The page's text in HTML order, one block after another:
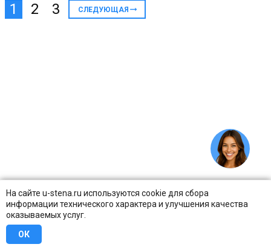
На сайте u-stena.ru используются cookie для сбора
информации технического характера и улучшения качества
оказываемых услуг.
ОК
1 2 3 СЛЕДУЮЩАЯ